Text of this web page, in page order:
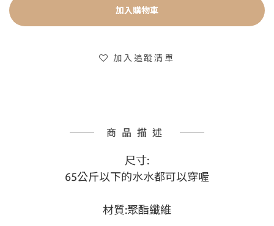
加入購物車
加入追蹤清單
商品描述
尺寸:
65公斤以下的水水都可以穿喔
材質:聚酯纖維